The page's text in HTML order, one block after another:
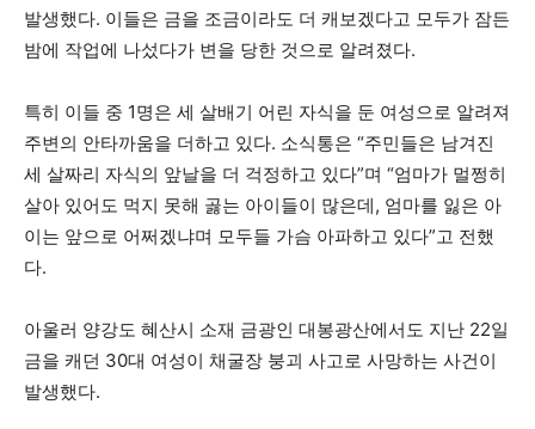
발생했다. 이들은 금을 조금이라도 더 캐보겠다고 모두가 잠든
밤에 작업에 나섰다가 변을 당한 것으로 알려졌다.
특히 이들 중 1명은 세 살배기 어린 자식을 둔 여성으로 알려져
주변의 안타까움을 더하고 있다. 소식통은 “주민들은 남겨진
세 살짜리 자식의 앞날을 더 걱정하고 있다”며 “엄마가 멀쩡히
살아 있어도 먹지 못해 곯는 아이들이 많은데, 엄마를 잃은 아
이는 앞으로 어쩌겠냐며 모두들 가슴 아파하고 있다”고 전했
다.
아울러 양강도 혜산시 소재 금광인 대봉광산에서도 지난 22일
금을 캐던 30대 여성이 채굴장 붕괴 사고로 사망하는 사건이
발생했다.